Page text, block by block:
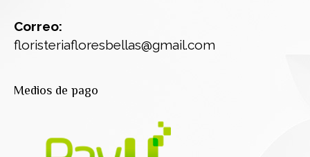
Correo:
floristeriafloresbellas@gmail.com
Medios de pago